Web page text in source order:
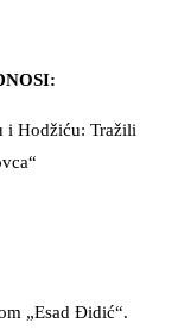
i Hodžiću: Tražili
„Esad Đidić“.